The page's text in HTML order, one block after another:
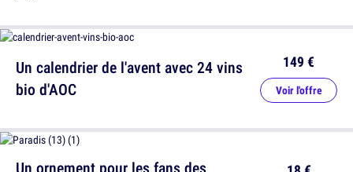
Un calendrier de l'avent avec 24 vins
bio d'AOC
149 €
Voir l'offre
Un ornement pour les fans des